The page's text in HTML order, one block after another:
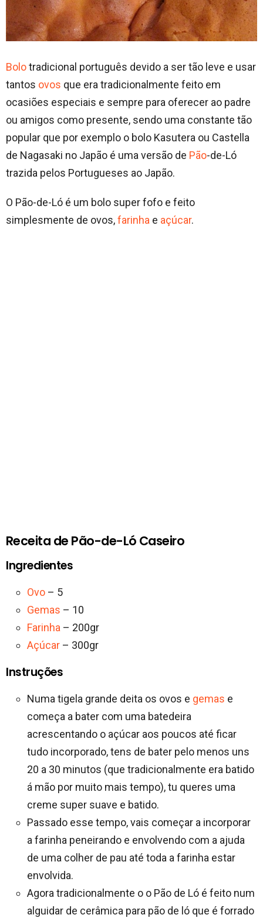
Bolotradicional português devido a ser tão leve e usar
tantos ovos que era tradicionalmente feito em
ocasiões especiais e sempre para oferecer ao padre
ou amigos como presente, sendo uma constante tão
popular que por exemplo o bolo Kasutera ou Castella
de Nagasaki no Japão é uma versão de Pão-de-Ló
trazida pelos Portugueses ao Japão.
O Pão-de-Ló é um bolo super fofo e feito
simplesmente de ovos,farinha e açúcar.
Receita de Pão-de-Ló Caseiro
Ingredientes
Ovo – 5
Gemas – 10
Farinha – 200gr
Açúcar – 300gr
Instruções
Numa tigela grande deita os ovos e gemas e
começa a bater com uma batedeira
acrescentando o açúcar aos poucos até ficar
tudo incorporado, tens de bater pelo menos uns
20 a 30 minutos (que tradicionalmente era batido
á mão por muito mais tempo), tu queres uma
creme super suave e batido.
Passado esse tempo, vais começar a incorporar
a farinha peneirando e envolvendo com a ajuda
de uma colher de pau até toda a farinha estar
envolvida.
Agora tradicionalmente o o Pão de Ló é feito num
alguidar de cerâmica para pão de ló que é forrado